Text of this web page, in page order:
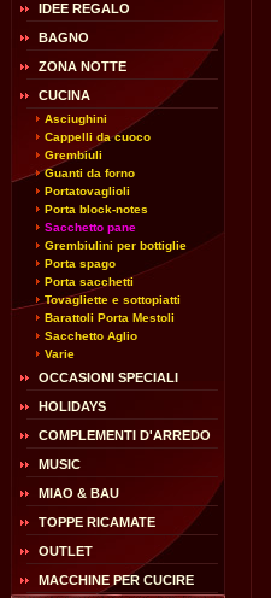
IDEE REGALO
BAGNO
ZONA NOTTE
CUCINA
Asciughini
Cappelli da cuoco
Grembiuli
Guanti da forno
Portatovaglioli
Porta block-notes
Sacchetto pane
Grembiulini per bottiglie
Porta spago
Porta sacchetti
Tovagliette e sottopiatti
Barattoli Porta Mestoli
Sacchetto Aglio
Varie
OCCASIONI SPECIALI
HOLIDAYS
COMPLEMENTI D'ARREDO
MUSIC
MIAO & BAU
TOPPE RICAMATE
OUTLET
MACCHINE PER CUCIRE